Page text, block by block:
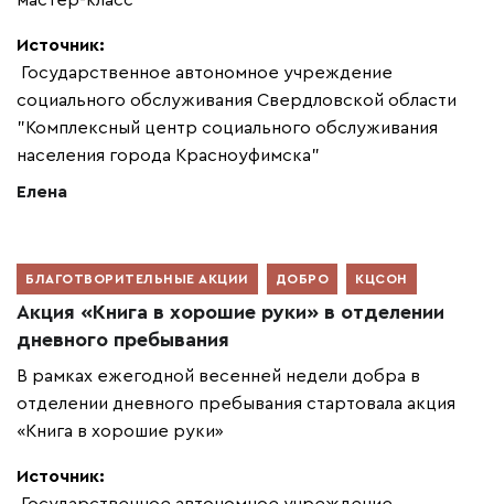
Источник:
Государственное автономное учреждение
социального обслуживания Свердловской области
"Комплексный центр социального обслуживания
населения города Красноуфимска"
Елена
БЛАГОТВОРИТЕЛЬНЫЕ АКЦИИ ДОБРО КЦСОН
Акция «Книга в хорошие руки» в отделении
дневного пребывания
В рамках ежегодной весенней недели добра в
отделении дневного пребывания стартовала акция
«Книга в хорошие руки»
Источник: